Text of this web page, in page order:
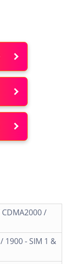
CDMA2000 /
1900 - SIM 1 &